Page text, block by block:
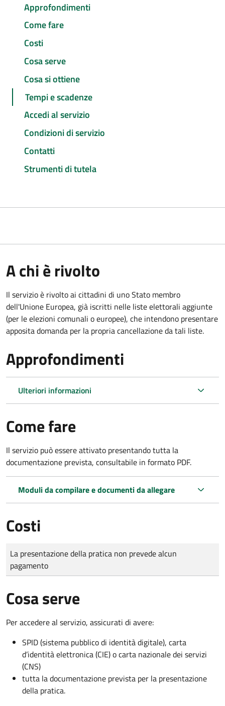
Approfondimenti
Come fare
Costi
Cosa serve
Cosa si ottiene
Tempi e scadenze
Accedi al servizio
Condizioni di servizio
Contatti
Strumenti di tutela
A chi è rivolto
Il servizio è rivolto ai cittadini di uno Stato membro
dell'Unione Europea, già iscritti nelle liste elettorali aggiunte
(per le elezioni comunali o europee), che intendono presentare
apposita domanda per la propria cancellazione da tali liste.
Approfondimenti
Ulteriori informazioni
Come fare
Il servizio può essere attivato presentando tutta la
documentazione prevista, consultabile in formato PDF.
Moduli da compilare e documenti da allegare
Costi
Tipo di pagamento
Importo
La presentazione della pratica non prevede alcun
pagamento
Cosa serve
Per accedere al servizio, assicurati di avere:
SPID (sistema pubblico di identità digitale), carta
d’identità elettronica (CIE) o carta nazionale dei servizi
(CNS)
tutta la documentazione prevista per la presentazione
della pratica.